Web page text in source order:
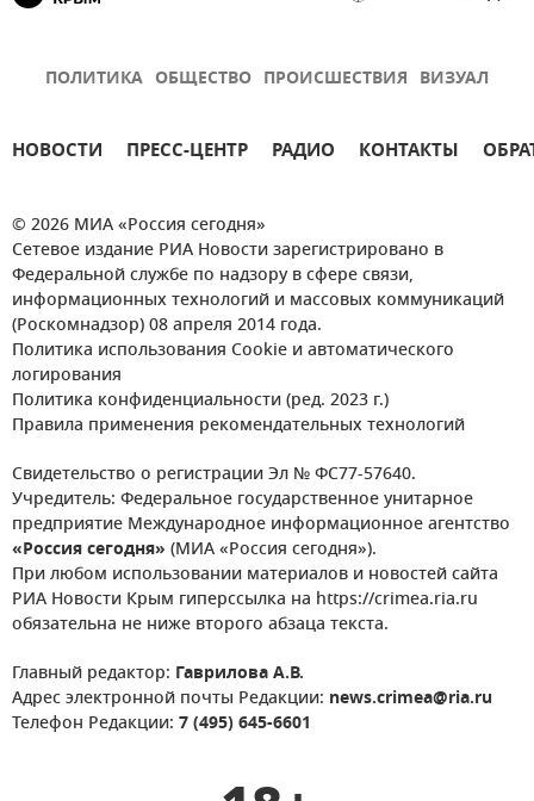
ПОЛИТИКА ОБЩЕСТВО ПРОИСШЕСТВИЯ ВИЗУАЛ
НОВОСТИ ПРЕСС-ЦЕНТР РАДИО КОНТАКТЫ
© 2026 МИА «Россия сегодня»
Сетевое издание РИА Новости зарегистрировано в
Федеральной службе по надзору в сфере связи,
информационных технологий и массовых коммуникаций
(Роскомнадзор) 08 апреля 2014 года.
Политика использования Cookie и автоматического
логирования
Политика конфиденциальности (ред. 2023 г.)
Правила применения рекомендательных технологий
Свидетельство о регистрации Эл № ФС77-57640.
Учредитель: Федеральное государственное унитарное
предприятие Международное информационное агентство
«Россия сегодня» (МИА «Россия сегодня»).
При любом использовании материалов и новостей сайта
РИА Новости Крым гиперссылка на https://crimea.ria.ru
обязательна не ниже второго абзаца текста.
Главный редактор: Гаврилова А.В.
Адрес электронной почты Редакции: news.crimea@ria.ru
Телефон Редакции: 7 (495) 645-6601